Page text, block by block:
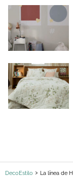
DecoEstilo La línea de